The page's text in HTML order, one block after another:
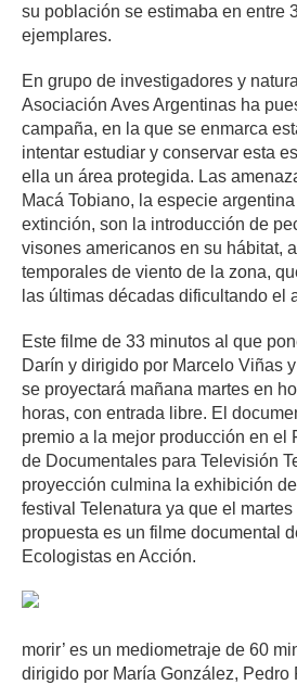
su población se estimaba en entre
ejemplares.
En grupo de investigadores y
Asociación Aves Argentinas ha
campaña, en la que se enmarca
intentar estudiar y conservar esta
ella un área protegida. Las
Macá Tobiano, la especie
extinción, son la introducción de
visones americanos en su hábitat,
temporales de viento de la zona,
las últimas décadas dificultando el
Este filme de 33 minutos al que
Darín y dirigido por Marcelo Viñas
se proyectará mañana martes en
horas, con entrada libre. El
premio a la mejor producción en el
de Documentales para Televisión
proyección culmina la exhibición
festival Telenatura ya que el
propuesta es un filme documental
Ecologistas en Acción.
morir’ es un mediometraje de 60
dirigido por María González, Pedro